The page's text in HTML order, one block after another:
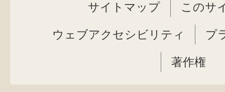
サイトマップ このサ
ウェブアクセシビリティ プ
著作権